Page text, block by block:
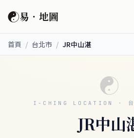
☯易．地圖
首頁 / 台北市 / JR中山湛
☯
I-CHING LOCATION ·
JR中山